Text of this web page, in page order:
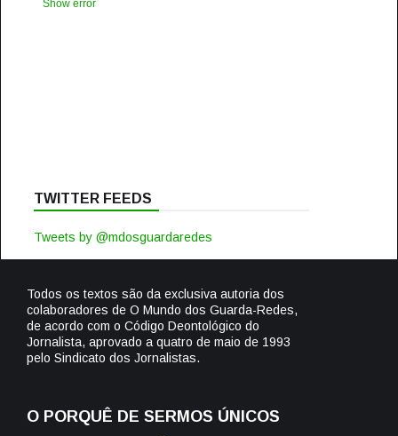
Show error
TWITTER FEEDS
Tweets by @mdosguardaredes
Todos os textos são da exclusiva autoria dos
colaboradores de O Mundo dos Guarda-Redes,
de acordo com o Código Deontológico do
Jornalista, aprovado a quatro de maio de 1993
pelo Sindicato dos Jornalistas.
O PORQUÊ DE SERMOS ÚNICOS